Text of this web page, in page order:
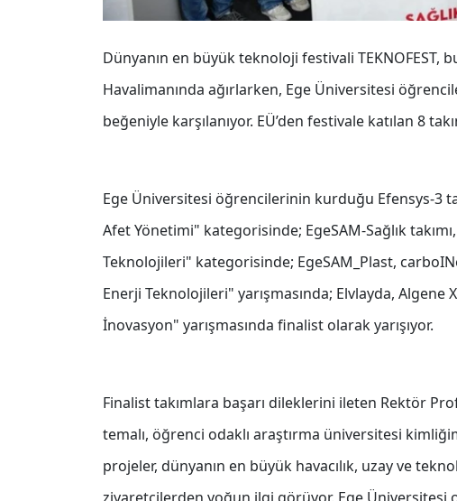
Dünyanın en büyük teknoloji festivali TEKNOFEST,
Havalimanında ağırlarken, Ege Üniversitesi
beğeniyle karşılanıyor. EÜ’den festivale katılan 8
Ege Üniversitesi öğrencilerinin kurduğu Efensys-3
Afet Yönetimi" kategorisinde; EgeSAM-Sağlık
Teknolojileri" kategorisinde; EgeSAM_Plast,
Enerji Teknolojileri" yarışmasında; Elvlayda,
İnovasyon" yarışmasında finalist olarak yarışıyor.
Finalist takımlara başarı dileklerini ileten Rektör
temalı, öğrenci odaklı araştırma üniversitesi
projeler, dünyanın en büyük havacılık, uzay ve